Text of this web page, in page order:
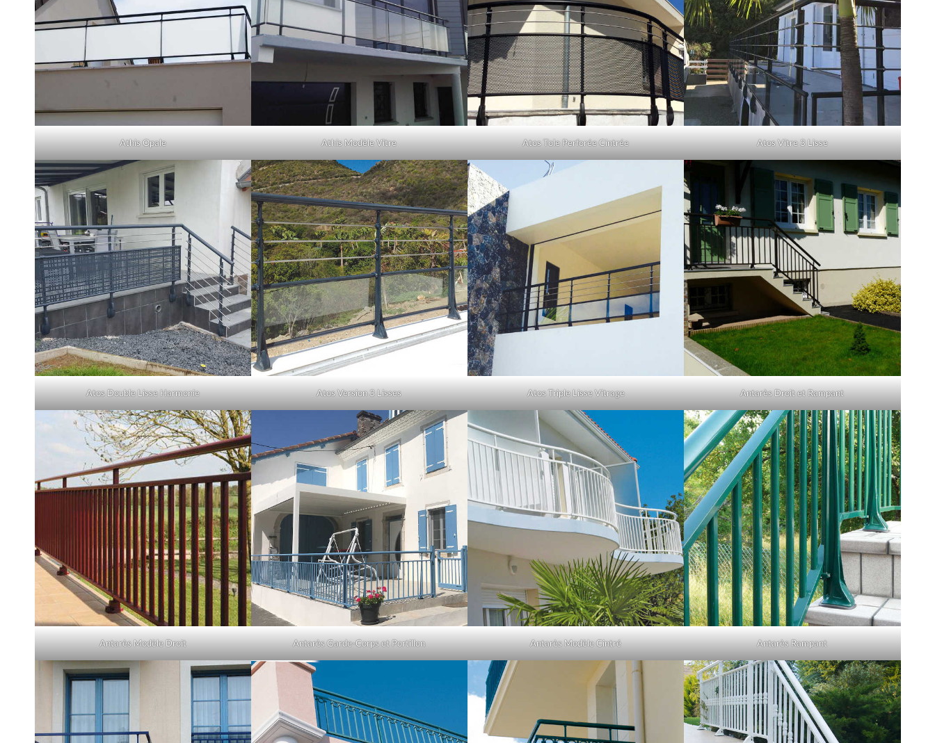
Athis Opale Athis Modèle Vitre Atos Tole Perforée Cintrée Atos Vitre 3 Lisse
Atos Double Lisse Harmonie Atos Version 3 Lisses Atos Triple Lisse Vitrage Antarès Droit et Rampant
Antarès Modèle Droit Antarès Garde-Corps et Portillon Antarès Modèle Cintré Antarès Rampant